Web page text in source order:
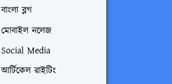
বাংলা ব্লগ
মোবাইল নলেজ
Social Media
আর্টিকেল রাইটিং